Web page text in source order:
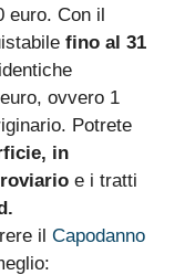
euro. Con il
fino al 31
ovvero 1
Potrete
in
e i tratti
il Capodanno